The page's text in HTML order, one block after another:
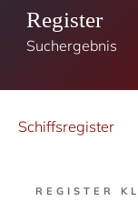
Register
Suchergebnis
Schiffsregister
REGISTER